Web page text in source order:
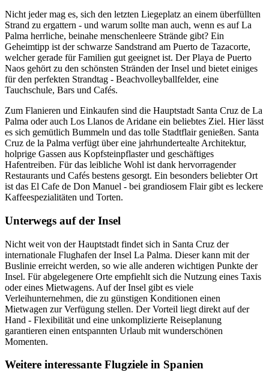
Nicht jeder mag es, sich den letzten Liegeplatz an einem überfüllten
Strand zu ergattern - und warum sollte man auch, wenn es auf La
Palma herrliche, beinahe menschenleere Strände gibt? Ein
Geheimtipp ist der schwarze Sandstrand am Puerto de Tazacorte,
welcher gerade für Familien gut geeignet ist. Der Playa de Puerto
Naos gehört zu den schönsten Stränden der Insel und bietet einiges
für den perfekten Strandtag - Beachvolleyballfelder, eine
Tauchschule, Bars und Cafés.
Zum Flanieren und Einkaufen sind die Hauptstadt Santa Cruz de La
Palma oder auch Los Llanos de Aridane ein beliebtes Ziel. Hier lässt
es sich gemütlich Bummeln und das tolle Stadtflair genießen. Santa
Cruz de la Palma verfügt über eine jahrhundertealte Architektur,
holprige Gassen aus Kopfsteinpflaster und geschäftiges
Hafentreiben. Für das leibliche Wohl ist dank hervorragender
Restaurants und Cafés bestens gesorgt. Ein besonders beliebter Ort
ist das El Cafe de Don Manuel - bei grandiosem Flair gibt es leckere
Kaffeespezialitäten und Torten.
Unterwegs auf der Insel
Nicht weit von der Hauptstadt findet sich in Santa Cruz der
internationale Flughafen der Insel La Palma. Dieser kann mit der
Buslinie erreicht werden, so wie alle anderen wichtigen Punkte der
Insel. Für abgelegenere Orte empfiehlt sich die Nutzung eines Taxis
oder eines Mietwagens. Auf der Insel gibt es viele
Verleihunternehmen, die zu günstigen Konditionen einen
Mietwagen zur Verfügung stellen. Der Vorteil liegt direkt auf der
Hand - Flexibilität und eine unkomplizierte Reiseplanung
garantieren einen entspannten Urlaub mit wunderschönen
Momenten.
Weitere interessante Flugziele in Spanien